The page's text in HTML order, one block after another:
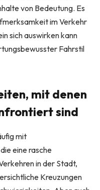
von Bedeutung. Es
im Verkehr
sich auswirken kann
Fahrstil
mit denen
sind
mit
eine rasche
in der Stadt,
Kreuzungen